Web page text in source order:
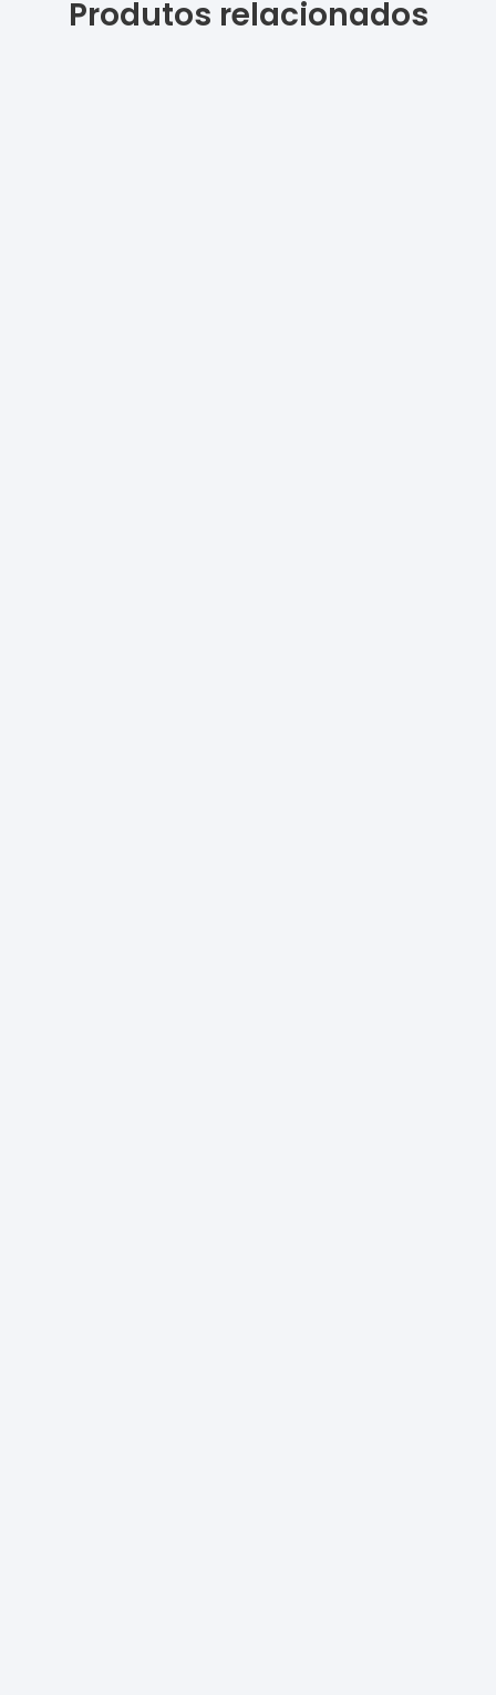
Produtos relacionados